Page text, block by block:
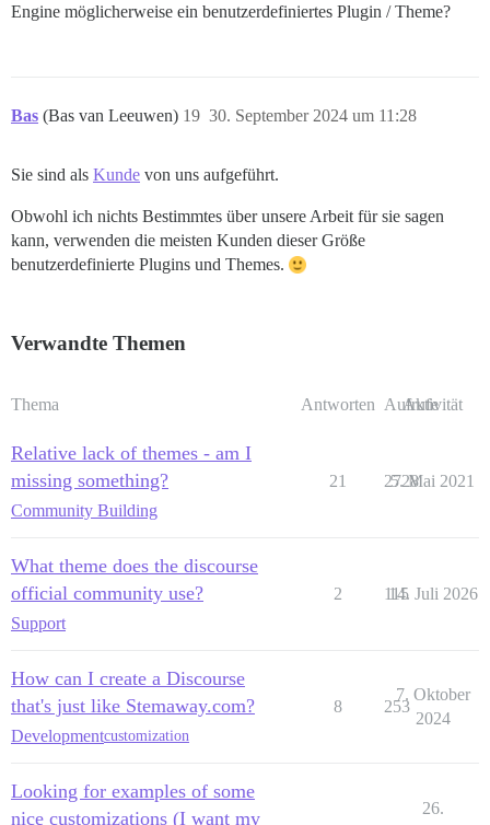
Engine möglicherweise ein benutzerdefiniertes Plugin / Theme?
Bas (Bas van Leeuwen) 30. September 2024 um 11:28
19
Sie sind als Kunde von uns aufgeführt.
Obwohl ich nichts Bestimmtes über unsere Arbeit für sie sagen
kann, verwenden die meisten Kunden dieser Größe
benutzerdefinierte Plugins und Themes.
Verwandte Themen
Thema Antworten Aufrufe
Aktivität
Relative lack of themes - am I
missing something?
Community Building
21 2728
5. Mai 2021
What theme does the discourse
official community use?
Support
2 115
14. Juli 2026
How can I create a Discourse
that's just like Stemaway.com?
Developmentcustomization
8 253
7. Oktober
2024
Looking for examples of some
nice customizations (I want my
26.